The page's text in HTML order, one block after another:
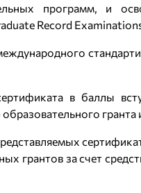
программ, и
Record
в баллы
грантов за счет